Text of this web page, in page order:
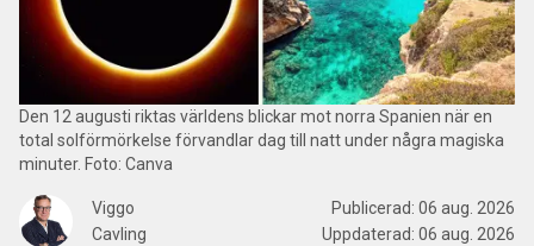
Den 12 augusti riktas världens blickar mot norra Spanien när en
total solförmörkelse förvandlar dag till natt under några magiska
minuter. Foto: Canva
Viggo
Cavling
Publicerad: 06 aug. 2026
Uppdaterad: 06 aug. 2026